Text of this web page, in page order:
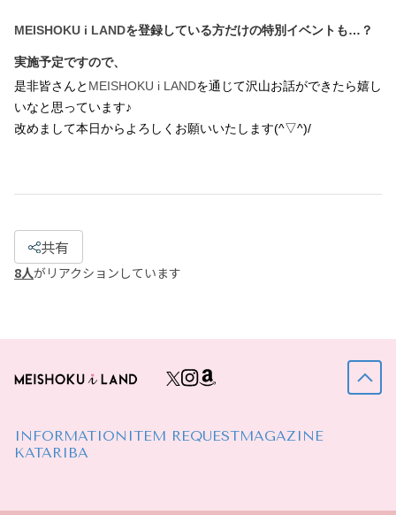
MEISHOKU i LANDを登録している方だけの特別イベントも…？
実施予定ですので、
是非皆さんと MEISHOKU i LANDを通じて沢山お話ができたら嬉し
いなと思っています♪
改めまして本日からよろしくお願いいたします(^▽^)/
共有
8人がリアクションしています
INFORMATION ITEM REQUESTMAGAZINE
KATARIBA